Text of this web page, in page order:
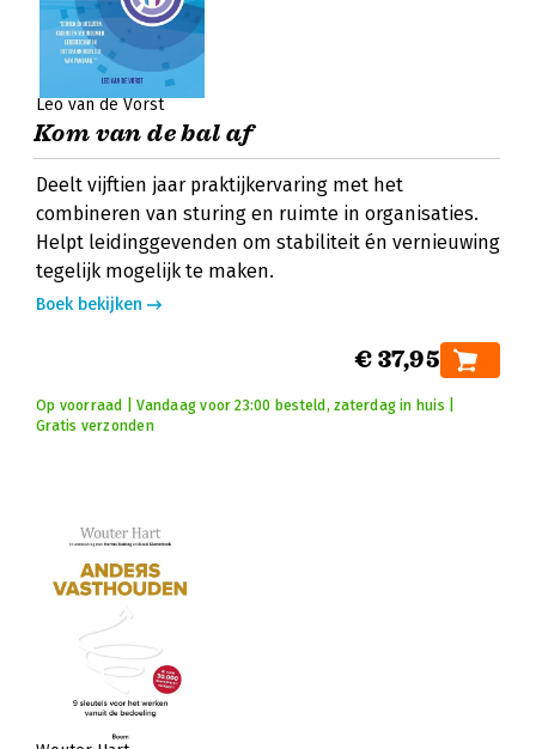
Leo van de Vorst
Kom van de bal af
Deelt vijftien jaar praktijkervaring met het
combineren van sturing en ruimte in organisaties.
Helpt leidinggevenden om stabiliteit én vernieuwing
tegelijk mogelijk te maken.
Boek bekijken
€ 37,95
Op voorraad | Vandaag voor 23:00 besteld, zaterdag in huis |
Gratis verzonden